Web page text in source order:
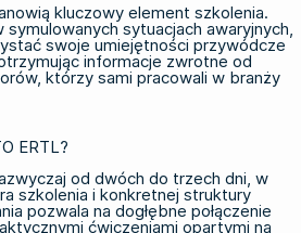
kluczowy element szkolenia.
symulowanych sytuacjach awaryjnych,
swoje umiejętności przywódcze
informacje zwrotne od
którzy sami pracowali w branży
ERTL?
od dwóch do trzech dni, w
szkolenia i konkretnej struktury
pozwala na dogłębne połączenie
ćwiczeniami opartymi na